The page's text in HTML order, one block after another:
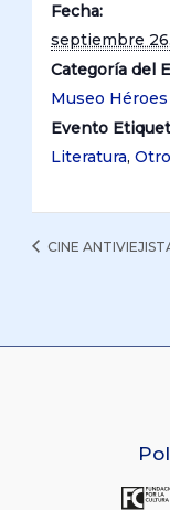
Fecha:
septiembre
Categoría del
Museo
Evento
Literatura,
CINE